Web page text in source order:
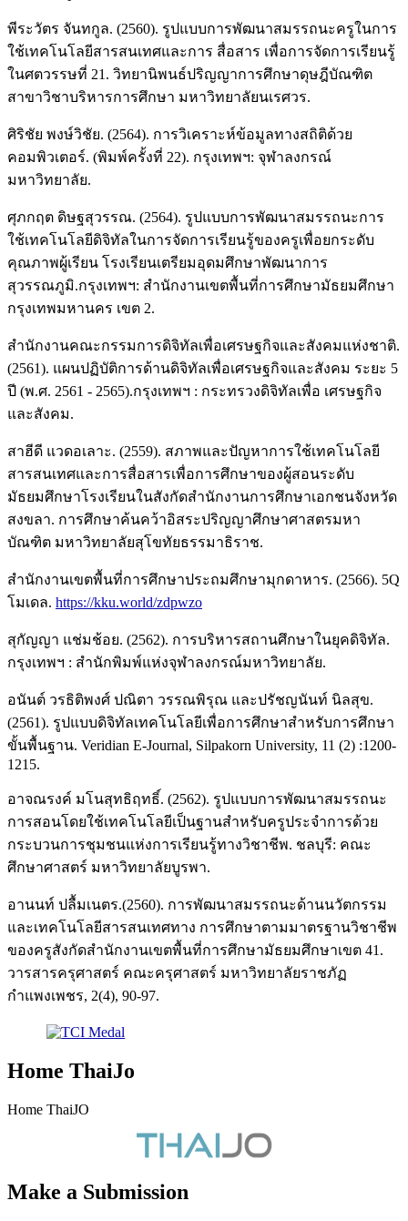
พีระวัตร จันทกูล. (2560). รูปแบบการพัฒนาสมรรถนะครูในการ
ใช้เทคโนโลยีสารสนเทศและการ สื่อสาร เพื่อการจัดการเรียนรู้
ในศตวรรษที่ 21. วิทยานิพนธ์ปริญญาการศึกษาดุษฎีบัณฑิต
สาขาวิชาบริหารการศึกษา มหาวิทยาลัยนเรศวร.
ศิริชัย พงษ์วิชัย. (2564). การวิเคราะห์ข้อมูลทางสถิติด้วย
คอมพิวเตอร์. (พิมพ์ครั้งที่ 22). กรุงเทพฯ: จุฬาลงกรณ์
มหาวิทยาลัย.
ศุภกฤต ดิษฐสุวรรณ. (2564). รูปแบบการพัฒนาสมรรถนะการ
ใช้เทคโนโลยีดิจิทัลในการจัดการเรียนรู้ของครูเพื่อยกระดับ
คุณภาพผู้เรียน โรงเรียนเตรียมอุดมศึกษาพัฒนาการ
สุวรรณภูมิ.กรุงเทพฯ: สำนักงานเขตพื้นที่การศึกษามัธยมศึกษา
กรุงเทพมหานคร เขต 2.
สํานักงานคณะกรรมการดิจิทัลเพื่อเศรษฐกิจและสังคมแห่งชาติ.
(2561). แผนปฏิบัติการด้านดิจิทัลเพื่อเศรษฐกิจและสังคม ระยะ 5
ปี (พ.ศ. 2561 - 2565).กรุงเทพฯ : กระทรวงดิจิทัลเพื่อ เศรษฐกิจ
และสังคม.
สาฮีดี แวดอเลาะ. (2559). สภาพและปัญหาการใช้เทคโนโลยี
สารสนเทศและการสื่อสารเพื่อการศึกษาของผู้สอนระดับ
มัธยมศึกษาโรงเรียนในสังกัดสำนักงานการศึกษาเอกชนจังหวัด
สงขลา. การศึกษาค้นคว้าอิสระปริญญาศึกษาศาสตรมหา
บัณฑิต มหาวิทยาลัยสุโขทัยธรรมาธิราช.
สำนักงานเขตพื้นที่การศึกษาประถมศึกษามุกดาหาร. (2566). 5Q
โมเดล. https://kku.world/zdpwzo
สุกัญญา แช่มช้อย. (2562). การบริหารสถานศึกษาในยุคดิจิทัล.
กรุงเทพฯ : สำนักพิมพ์แห่งจุฬาลงกรณ์มหาวิทยาลัย.
อนันต์ วรธิติพงศ์ ปณิตา วรรณพิรุณ และปรัชญนันท์ นิลสุข.
(2561). รูปแบบดิจิทัลเทคโนโลยีเพื่อการศึกษาสำหรับการศึกษา
ขั้นพื้นฐาน. Veridian E-Journal, Silpakorn University, 11 (2) :1200-
1215.
อาจณรงค์ มโนสุทธิฤทธิ์. (2562). รูปแบบการพัฒนาสมรรถนะ
การสอนโดยใช้เทคโนโลยีเป็นฐานสำหรับครูประจำการด้วย
กระบวนการชุมชนแห่งการเรียนรู้ทางวิชาชีพ. ชลบุรี: คณะ
ศึกษาศาสตร์ มหาวิทยาลัยบูรพา.
อานนท์ ปลื้มเนตร.(2560). การพัฒนาสมรรถนะด้านนวัตกรรม
และเทคโนโลยีสารสนเทศทาง การศึกษาตามมาตรฐานวิชาชีพ
ของครูสังกัดสำนักงานเขตพื้นที่การศึกษามัธยมศึกษาเขต 41.
วารสารครุศาสตร์ คณะครุศาสตร์ มหาวิทยาลัยราชภัฏ
กำแพงเพชร, 2(4), 90-97.
Home ThaiJo
Home ThaiJO
Make a Submission